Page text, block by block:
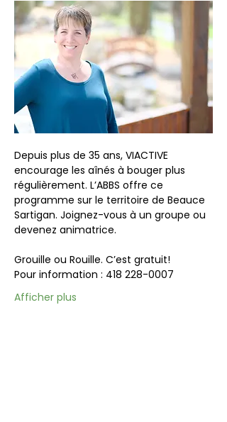
Depuis plus de 35 ans, VIACTIVE
encourage les aînés à bouger plus
régulièrement. L’ABBS offre ce
programme sur le territoire de Beauce
Sartigan. Joignez-vous à un groupe ou
devenez animatrice.
Grouille ou Rouille. C’est gratuit!
Pour information : 418 228-0007
Afficher plus